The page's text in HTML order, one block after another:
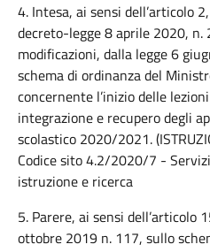
4. Intesa, ai sensi dell’articolo
decreto-legge 8 aprile 2020, n.
modificazioni, dalla legge 6
schema di ordinanza del
concernente l’inizio delle
integrazione e recupero degli
scolastico 2020/2021.
Codice sito 4.2/2020/7 -
istruzione e ricerca
5. Parere, ai sensi dell’articolo
ottobre 2019 n. 117, sullo